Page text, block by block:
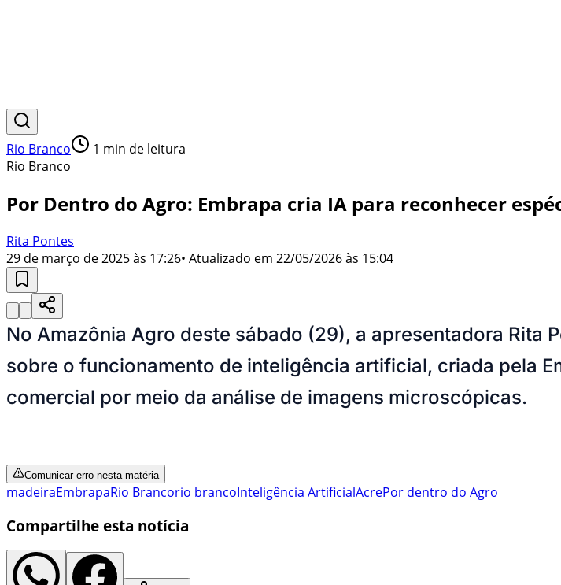
Rio Branco 1 min de leitura
Rio Branco
Por Dentro do Agro: Embrapa cria IA para reconhecer
Rita Pontes
29 de março de 2025 às 17:26• Atualizado em 22/05/2026 às 15:04
No Amazônia Agro deste sábado (29), a apresentadora Rita
sobre o funcionamento de inteligência artificial, criada pela
comercial por meio da análise de imagens microscópicas.
Comunicar erro nesta matéria
madeiraEmbrapaRio Brancorio brancoInteligência ArtificialAcrePor dentro do Agro
Compartilhe esta notícia